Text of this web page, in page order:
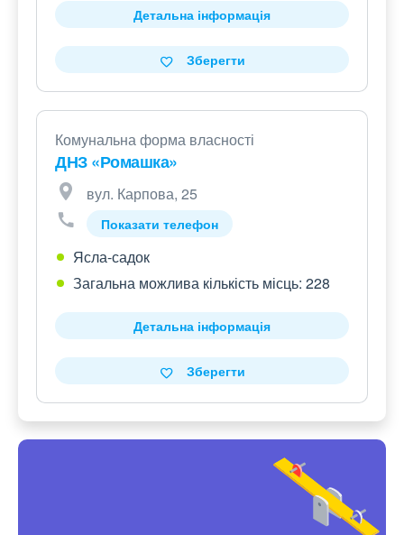
Детальна інформація
Зберегти
Комунальна форма власності
ДНЗ «Ромашка»
вул. Карпова, 25
Показати телефон
Ясла-садок
Загальна можлива кількість місць: 228
Детальна інформація
Зберегти